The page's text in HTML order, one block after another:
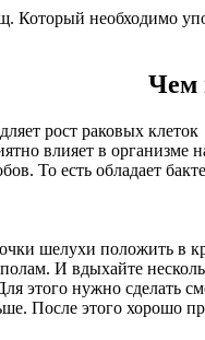
необходимо
Чем
рост раковых клеток
влияет в организме
То есть обладает
шелухи положить в
И вдыхайте
этого нужно сделать
После этого хорошо